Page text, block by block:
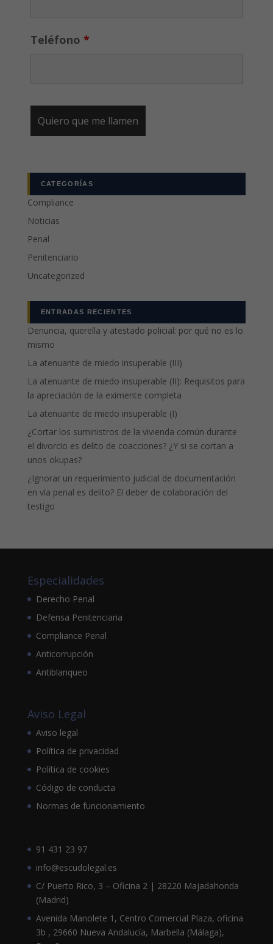
Teléfono *
CATEGORÍAS
Compliance
Noticias
Penal
Penitenciario
Uncategorized
ENTRADAS RECIENTES
Denuncia, querella y atestado policial: por qué no es lo
mismo
La atenuante de miedo insuperable (III)
La atenuante de miedo insuperable (II): Requisitos para
la apreciación de la eximente completa
La atenuante de miedo insuperable (I)
¿Cortar los suministros de la vivienda común durante
el divorcio es delito de coacciones? ¿Y si se cortan a
unos okupas?
¿Ignorar un requerimiento judicial de documentación
en vía penal es delito? El deber de colaboración del
testigo
Especialidades
Derecho Penal
Defensa Penitenciaria
Compliance Penal
Anticorrupción
Antiblanqueo
Aviso Legal
Aviso legal
Política de privacidad
Política de cookies
Código de conducta
Normas de funcionamiento
91 431 23 97
info@escudolegal.es
C/ Puerto Rico, 3 – Oficina 2 | 28220 Majadahonda
(Madrid)
Avenida Manolete 1, Centro Comercial Plaza, oficina
3b , 29660 Nueva Andalucía, Marbella (Málaga),